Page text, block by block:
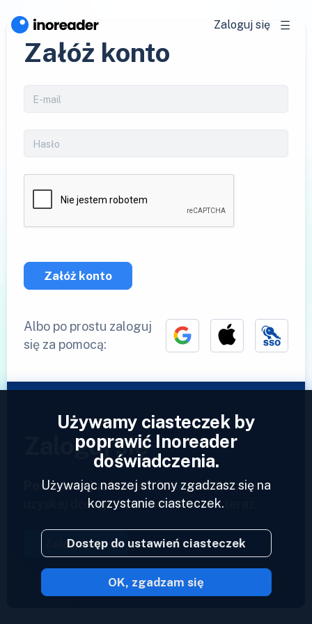
Zaloguj się
Załóż konto
Załóż konto
Albo po prostu zaloguj
się za pomocą:
Zaloguj się
Posiadasz już konto?Podaj swój profil i
uzyskaj dostęp do swoich kanałów teraz.
Zaloguj się
2023 © Inoreader
Używamy ciasteczek by
poprawić Inoreader
doświadczenia.
Używając naszej strony zgadzasz się na
korzystanie ciasteczek.
Dostęp do ustawień ciasteczek
OK, zgadzam się